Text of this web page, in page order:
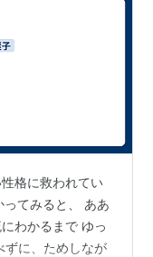
格に救われてい
てみると、 ああ
わかるまで ゆっ
ずに、ためしなが